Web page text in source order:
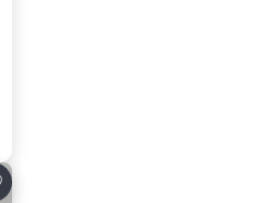
a favoritos